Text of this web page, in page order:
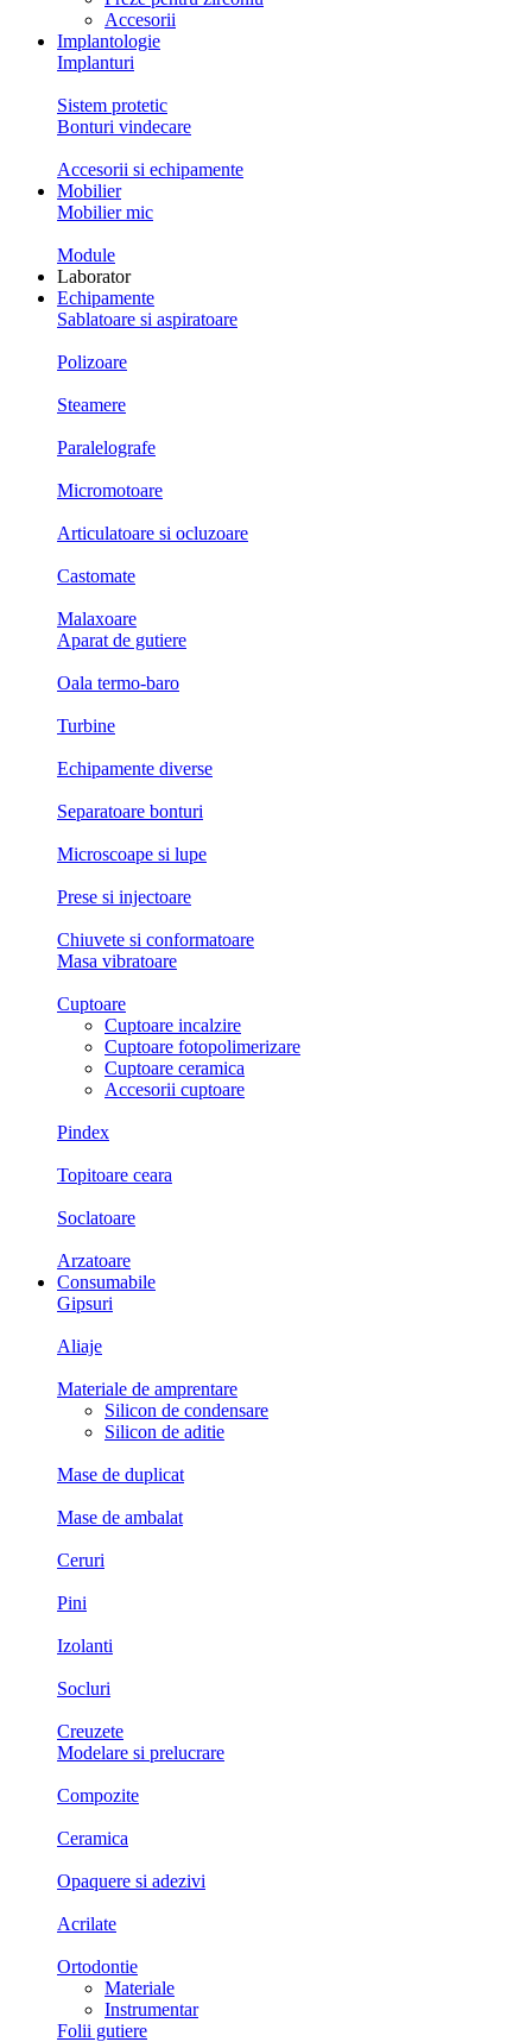
Accesorii
Implantologie
Implanturi
Sistem protetic
Bonturi vindecare
Accesorii si echipamente
Mobilier
Mobilier mic
Module
Laborator
Echipamente
Sablatoare si aspiratoare
Polizoare
Steamere
Paralelografe
Micromotoare
Articulatoare si ocluzoare
Castomate
Malaxoare
Aparat de gutiere
Oala termo-baro
Turbine
Echipamente diverse
Separatoare bonturi
Microscoape si lupe
Prese si injectoare
Chiuvete si conformatoare
Masa vibratoare
Cuptoare
Cuptoare incalzire
Cuptoare fotopolimerizare
Cuptoare ceramica
Accesorii cuptoare
Pindex
Topitoare ceara
Soclatoare
Arzatoare
Consumabile
Gipsuri
Aliaje
Materiale de amprentare
Silicon de condensare
Silicon de aditie
Mase de duplicat
Mase de ambalat
Ceruri
Pini
Izolanti
Socluri
Creuzete
Modelare si prelucrare
Compozite
Ceramica
Opaquere si adezivi
Acrilate
Ortodontie
Materiale
Instrumentar
Folii gutiere